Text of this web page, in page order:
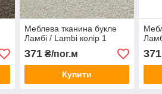
Меблева тканина букле
Ламбі / Lambi колір 1
371₴/пог.м
Купити
371